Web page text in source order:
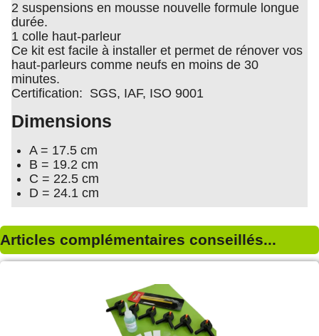
2 suspensions en mousse nouvelle formule longue
durée.
1 colle haut-parleur
Ce kit est facile à installer et permet de rénover vos
haut-parleurs comme neufs en moins de 30
minutes.
Certification: SGS, IAF, ISO 9001
Dimensions
A = 17.5 cm
B = 19.2 cm
C = 22.5 cm
D = 24.1 cm
Articles complémentaires conseillés...